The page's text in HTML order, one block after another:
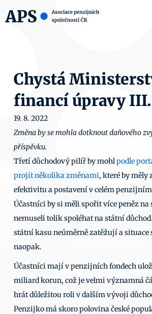
Chystá
financí úpravy
19. 8. 2022
Změna by se mohla dotknout daňového
příspěvku.
Třetí důchodový pilíř by mohl podle
projít několika změnami, které by měly
efektivitu a postavení v celém
Účastníci by si měli spořit více peněz na
nemuseli tolik spoléhat na státní
státní kasu neúměrně zatěžují a situace
naopak.
Účastníci mají v penzijních fondech
miliard korun, což je velmi významná
hrát důležitou roli v dalším vývoji
Penzijko má skoro polovina české